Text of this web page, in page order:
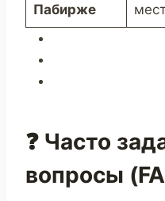
Пабирже
❓ Часто
вопросы